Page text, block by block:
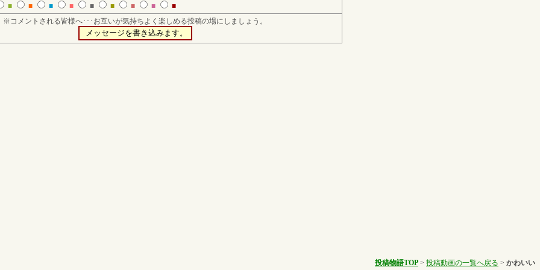
■ ■ ■ ■ ■ ■ ■ ■
■
※コメントされる皆様へ･･･お互いが気持ちよく楽しめる投稿の場にしましょう。
投稿物語TOP > 投稿動画の一覧へ戻る > かわいい